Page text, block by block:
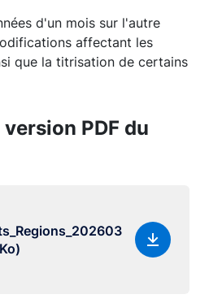
d'un mois sur l'autre
affectant les
que la titrisation de certains
PDF du